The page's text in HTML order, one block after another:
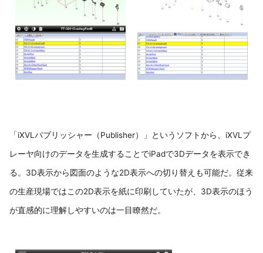
「iXVLパブリッシャー（Publisher）」というソフトから、iXVLプ
レーヤ向けのデータを生成することでiPadで3Dデータを表示でき
る。3D表示から図面のような2D表示への切り替えも可能だ。従来
の生産現場ではこの2D表示を紙に印刷していたが、3D表示のほう
が直感的に理解しやすいのは一目瞭然だ。